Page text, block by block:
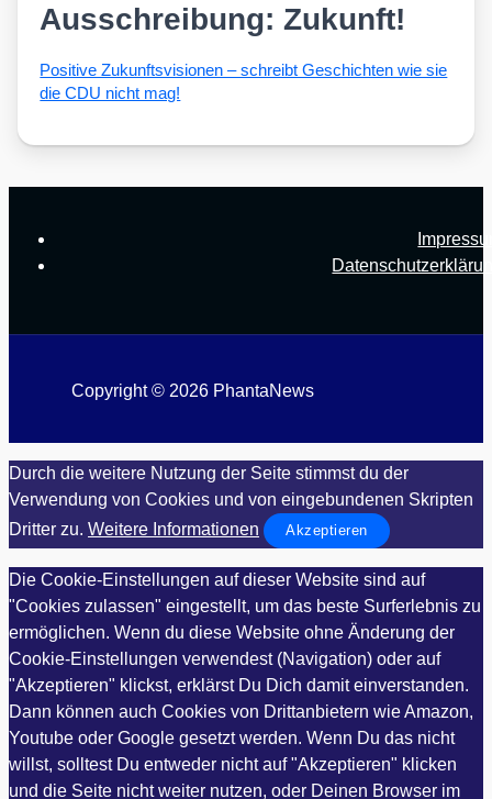
Ausschreibung: Zukunft!
Posi­ti­ve Zukunfts­vi­sio­nen – schreibt Geschich­ten wie sie
die CDU nicht mag!
Copyright © 2026 PhantaNews
Durch die weitere Nutzung der Seite stimmst du der
Verwendung von Cookies und von eingebundenen Skripten
Dritter zu. Weitere Informationen Akzeptieren
Die Cookie-Einstellungen auf dieser Website sind auf
"Cookies zulassen" eingestellt, um das beste Surferlebnis zu
ermöglichen. Wenn du diese Website ohne Änderung der
Cookie-Einstellungen verwendest (Navigation) oder auf
"Akzeptieren" klickst, erklärst Du Dich damit einverstanden.
Dann können auch Cookies von Drittanbietern wie Amazon,
Youtube oder Google gesetzt werden. Wenn Du das nicht
willst, solltest Du entweder nicht auf "Akzeptieren" klicken
und die Seite nicht weiter nutzen, oder Deinen Browser im